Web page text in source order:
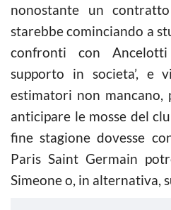
nonostante un
starebbe cominciando a
confronti con
supporto in societa’, e
estimatori non mancano,
anticipare le mosse del
fine stagione dovesse
Paris Saint Germain
Simeone o, in alternativa,